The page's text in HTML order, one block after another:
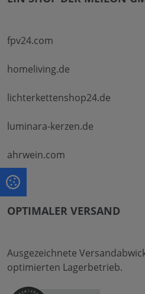
fpv24.com
homeliving.de
lichterkettenshop24.de
luminara-kerzen.de
ahrwein.com
OPTIMALER VERSAND
Ausgezeichnete
optimierten Lagerbetrieb.